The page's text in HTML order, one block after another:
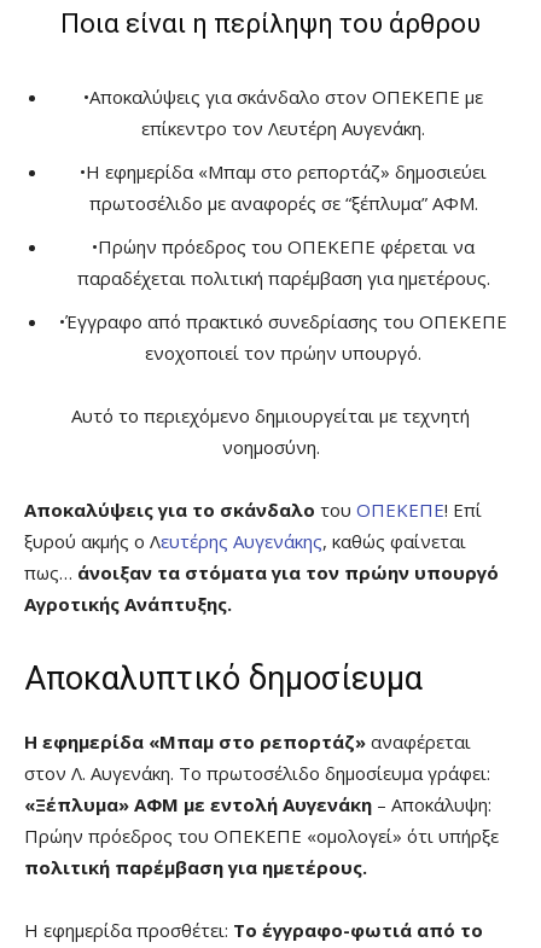
Ποια είναι η περίληψη του άρθρου
•Αποκαλύψεις για σκάνδαλο στον ΟΠΕΚΕΠΕ με
επίκεντρο τον Λευτέρη Αυγενάκη.
•Η εφημερίδα «Μπαμ στο ρεπορτάζ» δημοσιεύει
πρωτοσέλιδο με αναφορές σε “ξέπλυμα” ΑΦΜ.
•Πρώην πρόεδρος του ΟΠΕΚΕΠΕ φέρεται να
παραδέχεται πολιτική παρέμβαση για ημετέρους.
•Έγγραφο από πρακτικό συνεδρίασης του ΟΠΕΚΕΠΕ
ενοχοποιεί τον πρώην υπουργό.
Αυτό το περιεχόμενο δημιουργείται με τεχνητή
νοημοσύνη.
Αποκαλύψεις για το σκάνδαλο του ΟΠΕΚΕΠΕ! Επί
ξυρού ακμής ο Λευτέρης Αυγενάκης, καθώς φαίνεται
πως… άνοιξαν τα στόματα για τον πρώην υπουργό
Αγροτικής Ανάπτυξης.
Αποκαλυπτικό δημοσίευμα
Η εφημερίδα «Μπαμ στο ρεπορτάζ» αναφέρεται
στον Λ. Αυγενάκη. Το πρωτοσέλιδο δημοσίευμα γράφει:
«Ξέπλυμα» ΑΦΜ με εντολή Αυγενάκη – Αποκάλυψη:
Πρώην πρόεδρος του ΟΠΕΚΕΠΕ «ομολογεί» ότι υπήρξε
πολιτική παρέμβαση για ημετέρους.
Η εφημερίδα προσθέτει: Το έγγραφο-φωτιά από το